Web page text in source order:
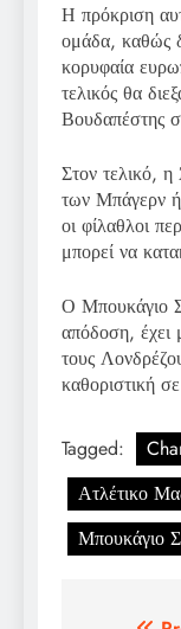
Η πρόκριση
ομάδα, καθώς
κορυφαία
τελικός θα
Βουδαπέστης
Στον τελικό,
των Μπάγερν
οι φίλαθλοι
μπορεί να
Ο Μπουκάγιο
απόδοση, έχει
τους
καθοριστική
Tagged:
Ατλέτικο
Μπουκάγιο